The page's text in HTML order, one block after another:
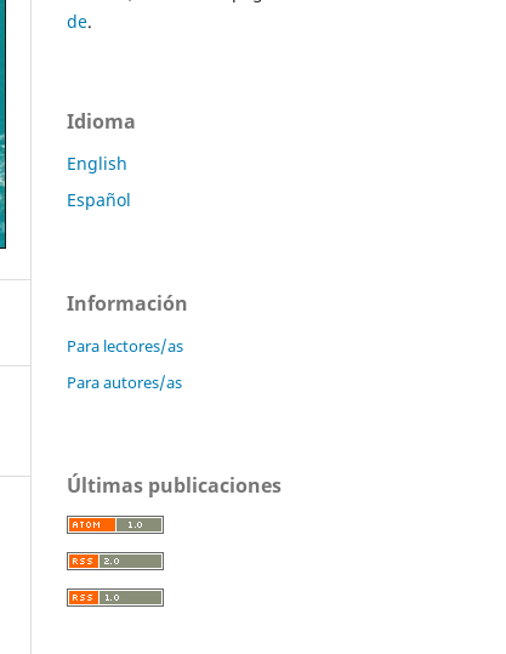
de.
Idioma
English
Español
Información
Para lectores/as
Para autores/as
Últimas publicaciones